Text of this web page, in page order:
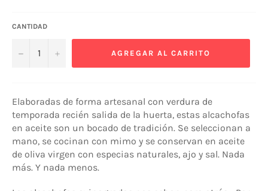
CANTIDAD
− + AGREGAR AL CARRITO
Elaboradas de forma artesanal con verdura de
temporada recién salida de la huerta, estas alcachofas
en aceite son un bocado de tradición. Se seleccionan a
mano, se cocinan con mimo y se conservan en aceite
de oliva virgen con especias naturales, ajo y sal. Nada
más. Y nada menos.